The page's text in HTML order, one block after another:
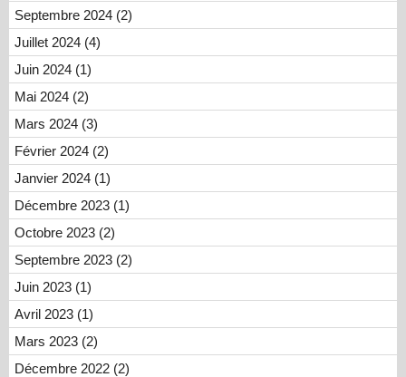
Septembre 2024 (2)
Juillet 2024 (4)
Juin 2024 (1)
Mai 2024 (2)
Mars 2024 (3)
Février 2024 (2)
Janvier 2024 (1)
Décembre 2023 (1)
Octobre 2023 (2)
Septembre 2023 (2)
Juin 2023 (1)
Avril 2023 (1)
Mars 2023 (2)
Décembre 2022 (2)